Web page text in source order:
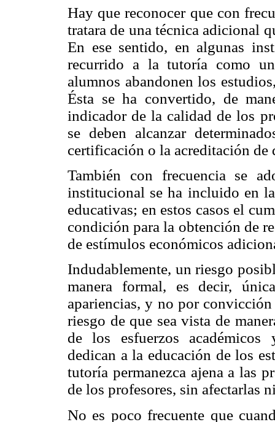
Hay que reconocer que con
tratara de una técnica adicional
En ese sentido, en algunas
recurrido a la tutoría como
alumnos abandonen los
Ésta se ha convertido, de
indicador de la calidad de los
se deben alcanzar
certificación o la acreditación de
También con frecuencia se
institucional se ha incluido en
educativas; en estos casos el
condición para la obtención de
de estímulos económicos
Indudablemente, un riesgo
manera formal, es decir,
apariencias, y no por
riesgo de que sea vista de
de los esfuerzos
dedican a la educación de los
tutoría permanezca ajena a las
de los profesores, sin afectarlas
No es poco frecuente que